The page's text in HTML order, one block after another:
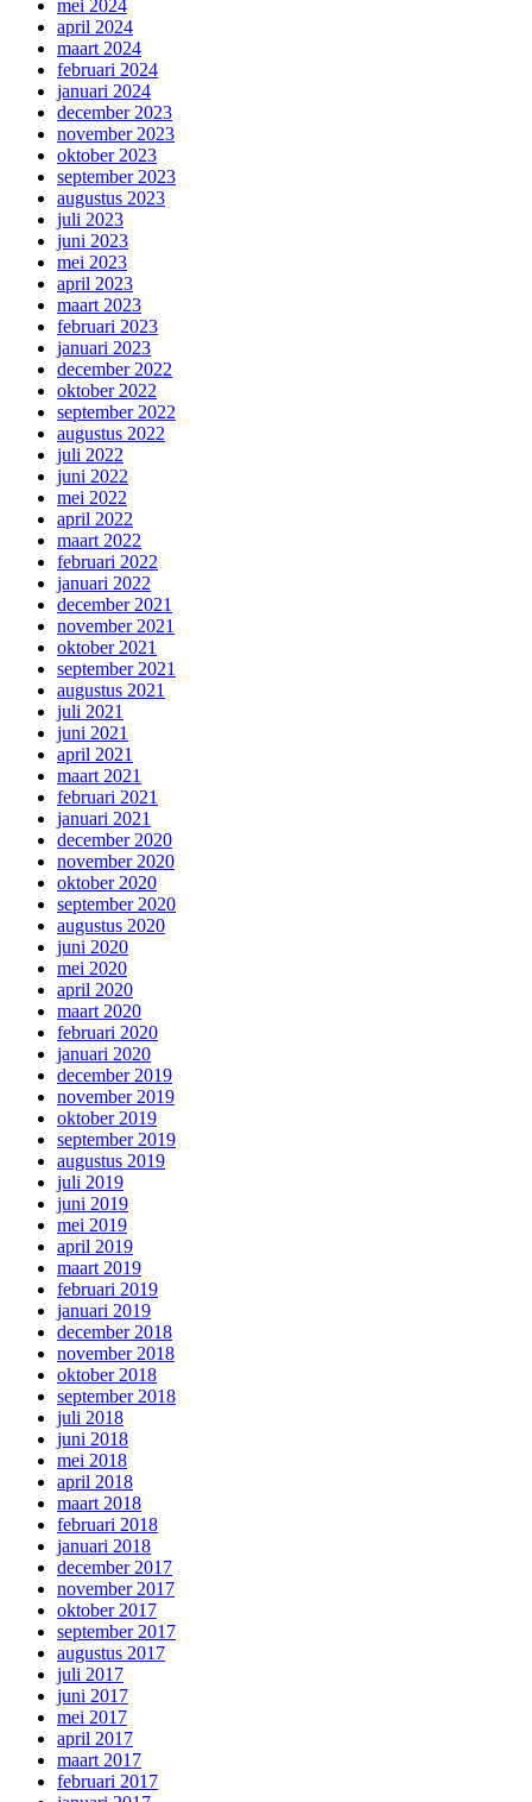
mei 2024
april 2024
maart 2024
februari 2024
januari 2024
december 2023
november 2023
oktober 2023
september 2023
augustus 2023
juli 2023
juni 2023
mei 2023
april 2023
maart 2023
februari 2023
januari 2023
december 2022
oktober 2022
september 2022
augustus 2022
juli 2022
juni 2022
mei 2022
april 2022
maart 2022
februari 2022
januari 2022
december 2021
november 2021
oktober 2021
september 2021
augustus 2021
juli 2021
juni 2021
april 2021
maart 2021
februari 2021
januari 2021
december 2020
november 2020
oktober 2020
september 2020
augustus 2020
juni 2020
mei 2020
april 2020
maart 2020
februari 2020
januari 2020
december 2019
november 2019
oktober 2019
september 2019
augustus 2019
juli 2019
juni 2019
mei 2019
april 2019
maart 2019
februari 2019
januari 2019
december 2018
november 2018
oktober 2018
september 2018
juli 2018
juni 2018
mei 2018
april 2018
maart 2018
februari 2018
januari 2018
december 2017
november 2017
oktober 2017
september 2017
augustus 2017
juli 2017
juni 2017
mei 2017
april 2017
maart 2017
februari 2017